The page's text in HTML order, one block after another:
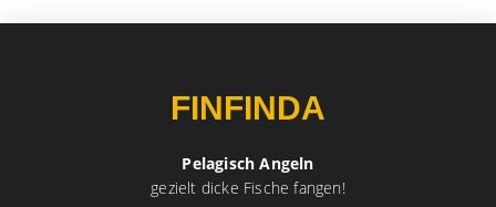
FINFINDA
Pelagisch Angeln
gezielt dicke Fische fangen!